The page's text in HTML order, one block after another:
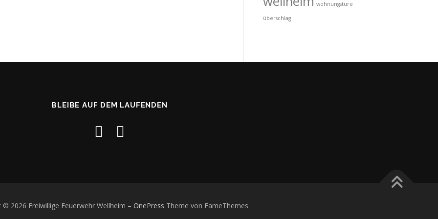
wohnungstüre
überschlag
BLEIBE AUF DEM LAUFENDEN
© 2026 Freiwillige Feuerwehr Wellheim – OnePress Theme von FameThemes